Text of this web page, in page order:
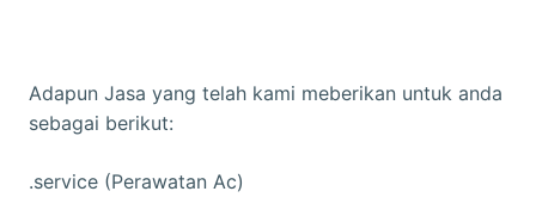
Adapun Jasa yang telah kami meberikan untuk anda
sebagai berikut:
.service (Perawatan Ac)